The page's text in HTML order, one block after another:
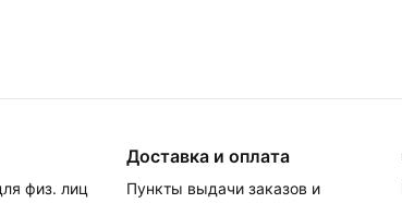
физ. лиц
Доставка и оплата
Пункты выдачи заказов и